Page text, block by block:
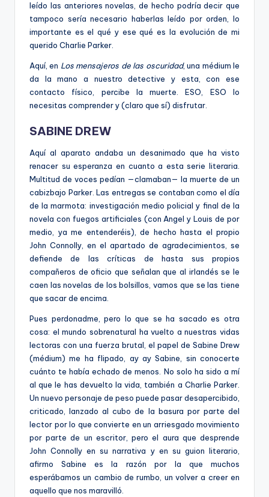
leído las anteriores novelas, de hecho podría decir que
tampoco sería necesario haberlas leído por orden, lo
importante es el qué y ese qué es la evolución de mi
querido Charlie Parker.
Aquí, en Los mensajeros de las oscuridad, una médium le
da la mano a nuestro detective y esta, con ese
contacto físico, percibe la muerte. ESO, ESO lo
necesitas comprender y (claro que sí) disfrutar.
SABINE DREW
Aquí al aparato andaba un desanimado que ha visto
renacer su esperanza en cuanto a esta serie literaria.
Multitud de voces pedían —clamaban— la muerte de un
cabizbajo Parker. Las entregas se contaban como el día
de la marmota: investigación medio policial y final de la
novela con fuegos artificiales (con Angel y Louis de por
medio, ya me entenderéis), de hecho hasta el propio
John Connolly, en el apartado de agradecimientos, se
defiende de las críticas de hasta sus propios
compañeros de oficio que señalan que al irlandés se le
caen las novelas de los bolsillos, vamos que se las tiene
que sacar de encima.
Pues perdonadme, pero lo que se ha sacado es otra
cosa: el mundo sobrenatural ha vuelto a nuestras vidas
lectoras con una fuerza brutal, el papel de Sabine Drew
(médium) me ha flipado, ay ay Sabine, sin conocerte
cuánto te había echado de menos. No solo ha sido a mí
al que le has devuelto la vida, también a Charlie Parker.
Un nuevo personaje de peso puede pasar desapercibido,
criticado, lanzado al cubo de la basura por parte del
lector por lo que convierte en un arriesgado movimiento
por parte de un escritor, pero el aura que desprende
John Connolly en su narrativa y en su guion literario,
afirmo Sabine es la razón por la que muchos
esperábamos un cambio de rumbo, un volver a creer en
aquello que nos maravilló.